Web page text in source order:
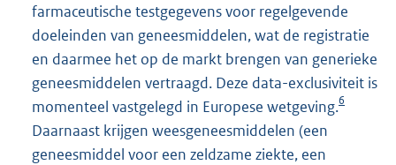
farmaceutische testgegevens voor regelgevende
doeleinden van geneesmiddelen, wat de registratie
en daarmee het op de markt brengen van generieke
geneesmiddelen vertraagd. Deze data-exclusiviteit is
momenteel vastgelegd in Europese wetgeving.6
Daarnaast krijgen weesgeneesmiddelen (een
geneesmiddel voor een zeldzame ziekte, een